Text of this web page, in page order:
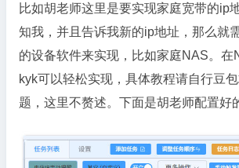
比如胡老师这里是要实现家庭宽带的ip
知我，并且告诉我新的ip地址，那么就
的设备软件来实现，比如家庭NAS。在
kyk可以轻松实现，具体教程请自行豆
题，这里不赘述。下面是胡老师配置好